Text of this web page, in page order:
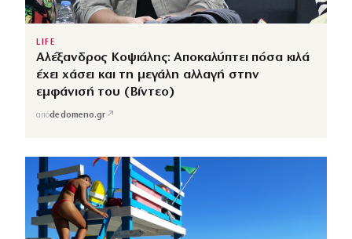
LIFE
Αλέξανδρος Κοψιάλης: Αποκαλύπτει πόσα κιλά
έχει χάσει και τη μεγάλη αλλαγή στην
εμφάνισή του (Βίντεο)
απόdedomeno.gr ↗